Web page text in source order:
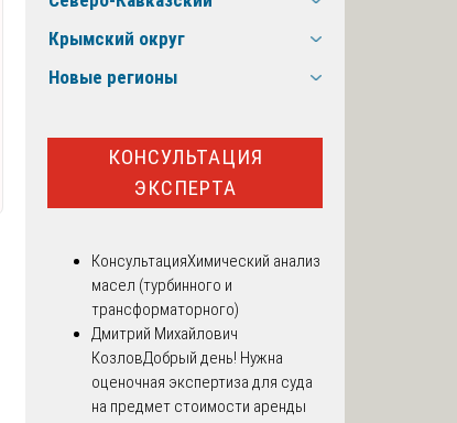
Крымский округ
Новые регионы
КОНСУЛЬТАЦИЯ
ЭКСПЕРТА
КонсультацияХимический анализ
масел (турбинного и
трансформаторного)
Дмитрий Михайлович
КозловДобрый день! Нужна
оценочная экспертиза для суда
на предмет стоимости аренды